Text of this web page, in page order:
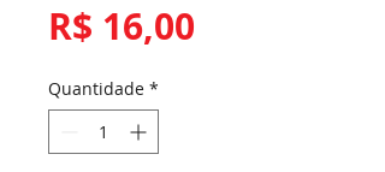
R$ 16,00
Quantidade *